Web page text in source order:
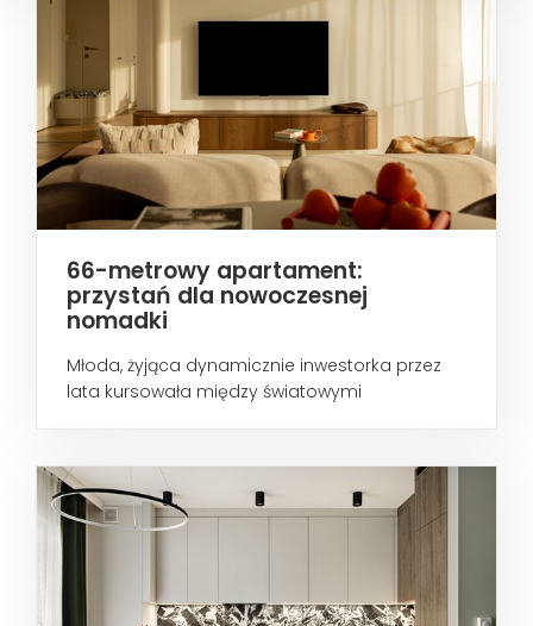
66-metrowy apartament:
przystań dla nowoczesnej
nomadki
Młoda, żyjąca dynamicznie inwestorka przez
lata kursowała między światowymi